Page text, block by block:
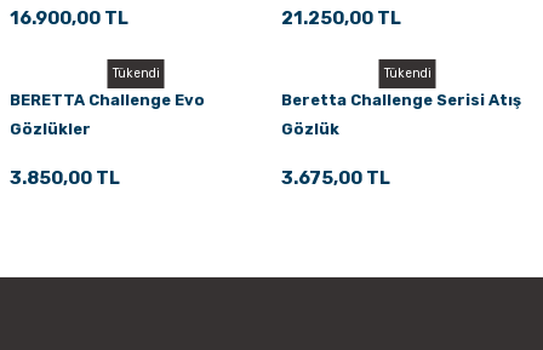
16.900,00 TL 21.250,00 TL
Tükendi
BERETTA Challenge Evo
Gözlükler
3.850,00 TL
Tükendi
Beretta Challenge Serisi Atış
Gözlük
3.675,00 TL